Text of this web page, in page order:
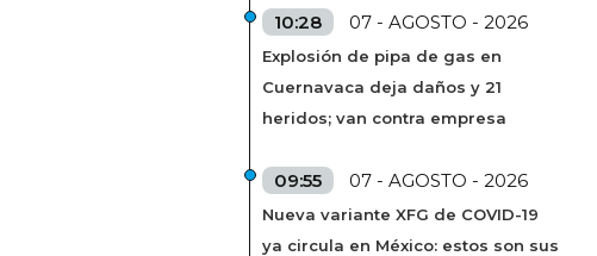
10:28 07 - AGOSTO - 2026
Explosión de pipa de gas en
Cuernavaca deja daños y 21
heridos; van contra empresa
09:55 07 - AGOSTO - 2026
Nueva variante XFG de COVID-19
ya circula en México: estos son sus